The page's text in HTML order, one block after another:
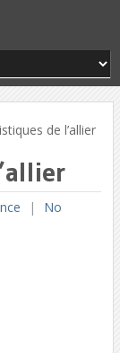
de l’allier
No